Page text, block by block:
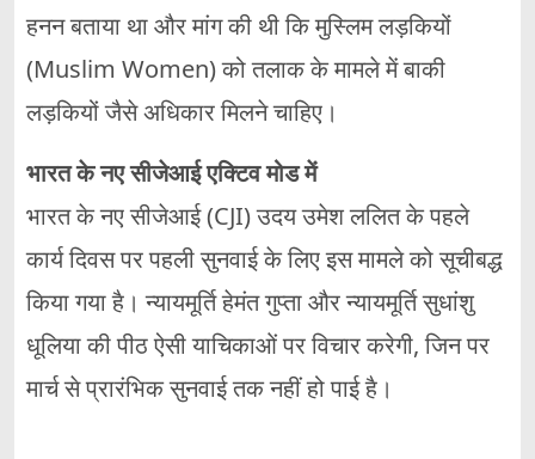
हनन बताया था और मांग की थी कि मुस्लिम लड़कियों
(Muslim Women) को तलाक के मामले में बाकी
लड़कियों जैसे अधिकार मिलने चाहिए।
भारत के नए सीजेआई एक्टिव मोड में
भारत के नए सीजेआई (CJI) उदय उमेश ललित के पहले
कार्य दिवस पर पहली सुनवाई के लिए इस मामले को सूचीबद्ध
किया गया है। न्यायमूर्ति हेमंत गुप्ता और न्यायमूर्ति सुधांशु
धूलिया की पीठ ऐसी याचिकाओं पर विचार करेगी, जिन पर
मार्च से प्रारंभिक सुनवाई तक नहीं हो पाई है।